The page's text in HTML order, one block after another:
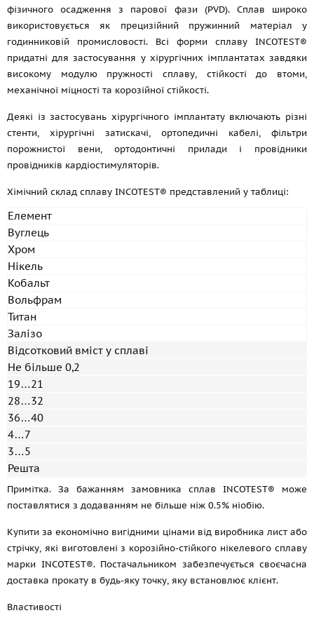
фізичного осадження з парової фази (PVD). Сплав широко
використовується як прецизійний пружинний матеріал у
годинниковій промисловості. Всі форми сплаву INCOTEST®
придатні для застосування у хірургічних імплантатах завдяки
високому модулю пружності сплаву, стійкості до втоми,
механічної міцності та корозійної стійкості.
Деякі із застосувань хірургічного імплантату включають різні
стенти, хірургічні затискачі, ортопедичні кабелі, фільтри
порожнистої вени, ортодонтичні прилади і провідники
провідників кардіостимуляторів.
Хімічний склад сплаву INCOTEST® представлений у таблиці:
Елемент
Вуглець
Хром
Нікель
Кобальт
Вольфрам
Титан
Залізо
Відсотковий вміст у сплаві
Не більше 0,2
19…21
28…32
36…40
4…7
3…5
Решта
Примітка. За бажанням замовника сплав INCOTEST® може
поставлятися з додаванням не більше ніж 0.5% ніобію.
Купити за економічно вигідними цінами від виробника лист або
стрічку, які виготовлені з корозійно-стійкого нікелевого сплаву
марки INCOTEST®. Постачальником забезпечується своєчасна
доставка прокату в будь-яку точку, яку встановлює клієнт.
Властивості